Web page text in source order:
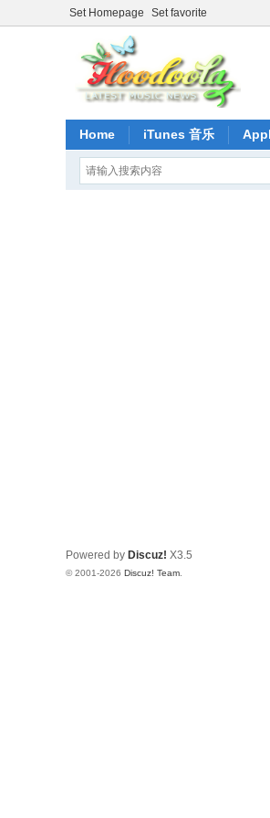
Set Homepage Set favorite
Home iTunes 音乐
Powered by Discuz! X3.5
© 2001-2026 Discuz! Team